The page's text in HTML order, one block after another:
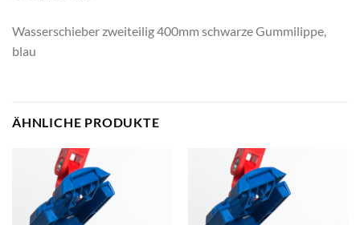
Wasserschieber zweiteilig 400mm schwarze Gummilippe,
blau
ÄHNLICHE PRODUKTE